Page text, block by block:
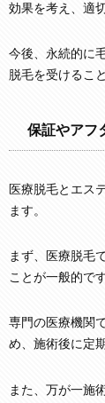
効果を考え、適
今後、永続的に
脱毛を受けるこ
保証やアフ
医療脱毛とエス
ます。
まず、医療脱毛
ことが一般的です
専門の医療機関
め、施術後に定
また、万が一施